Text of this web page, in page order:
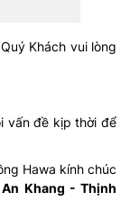
Khách vui lòng
vấn đề kịp thời để
Hawa kính chúc
An Khang - Thịnh